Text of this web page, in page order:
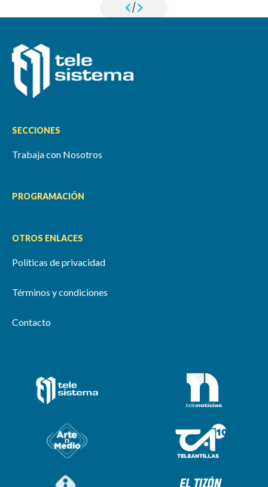
/
SECCIONES
Trabaja con Nosotros
PROGRAMACIÓN
OTROS ENLACES
Políticas de privacidad
Términos y condiciones
Contacto